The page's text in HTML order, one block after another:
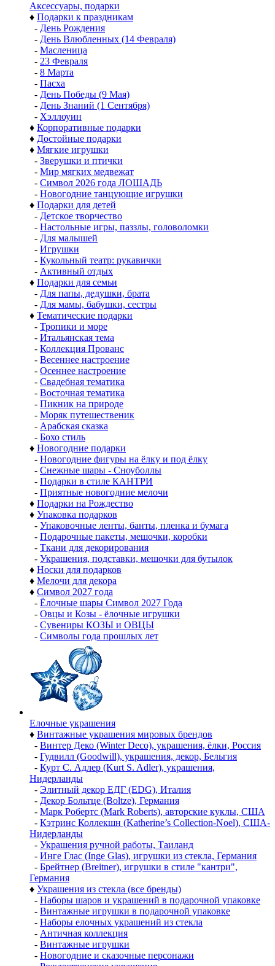
Аксессуары, подарки
♦ Подарки к праздникам
- День Рождения
- День Влюбленных (14 Февраля)
- Масленица
- 23 Февраля
- 8 Марта
- Пасха
- День Победы (9 Мая)
- День Знаний (1 Сентября)
- Хэллоуин
♦ Корпоративные подарки
♦ Достойные подарки
♦ Мягкие игрушки
- Зверушки и птички
- Мир мягких медвежат
- Символ 2026 года ЛОШАДЬ
- Новогодние танцующие игрушки
♦ Подарки для детей
- Детское творчество
- Настольные игры, паззлы, головоломки
- Для малышей
- Игрушки
- Кукольный театр: рукавички
- Активный отдых
♦ Подарки для семьи
- Для папы, дедушки, брата
- Для мамы, бабушки, сестры
♦ Тематические подарки
- Тропики и море
- Итальянская тема
- Коллекция Прованс
- Весеннее настроение
- Осеннее настроение
- Свадебная тематика
- Восточная тематика
- Пикник на природе
- Моряк путешественик
- Арабская сказка
- Бохо стиль
♦ Новогодние подарки
- Новогодние фигуры на ёлку и под ёлку
- Снежные шары - Сноуболлы
- Подарки в стиле КАНТРИ
- Приятные новогодние мелочи
♦ Подарки на Рождество
♦ Упаковка подарков
- Упаковочные ленты, банты, пленка и бумага
- Подарочные пакеты, мешочки, коробки
- Ткани для декорирования
- Украшения, подставки, мешочки для бутылок
♦ Носки для подарков
♦ Мелочи для декора
♦ Символ 2027 года
- Ёлочные шары Символ 2027 Года
- Овцы и Козы - ёлочные игрушки
- Сувениры КОЗЫ и ОВЦЫ
- Символы года прошлых лет
Елочные украшения
♦ Винтажные украшения мировых брендов
- Винтер Деко (Winter Deco), украшения, ёлки, Россия
- Гудвилл (Goodwill), украшения, декор, Бельгия
- Курт С. Адлер (Kurt S. Adler), украшения,
Нидерланды
- Элитный декор ЕДГ (EDG), Италия
- Декор Больтце (Boltze), Германия
- Марк Робертс (Mark Roberts), авторские куклы, США
- Кэтринс Коллекшн (Katherine’s Collection-Noel), США-
Нидерланды
- Украшения ручной работы, Таиланд
- Инге Глас (Inge Glas), игрушки из стекла, Германия
- Брейтнер (Breitner), игрушки в стиле "кантри",
Германия
♦ Украшения из стекла (все бренды)
- Наборы шаров и украшений в подарочной упаковке
- Винтажные игрушки в подарочной упаковке
- Наборы елочных украшений из стекла
- Античная коллекция
- Винтажные игрушки
- Новогодние и сказочные персонажи